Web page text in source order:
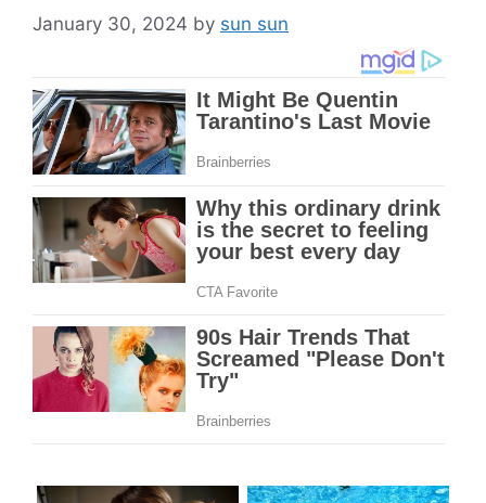
January 30, 2024 by sun sun